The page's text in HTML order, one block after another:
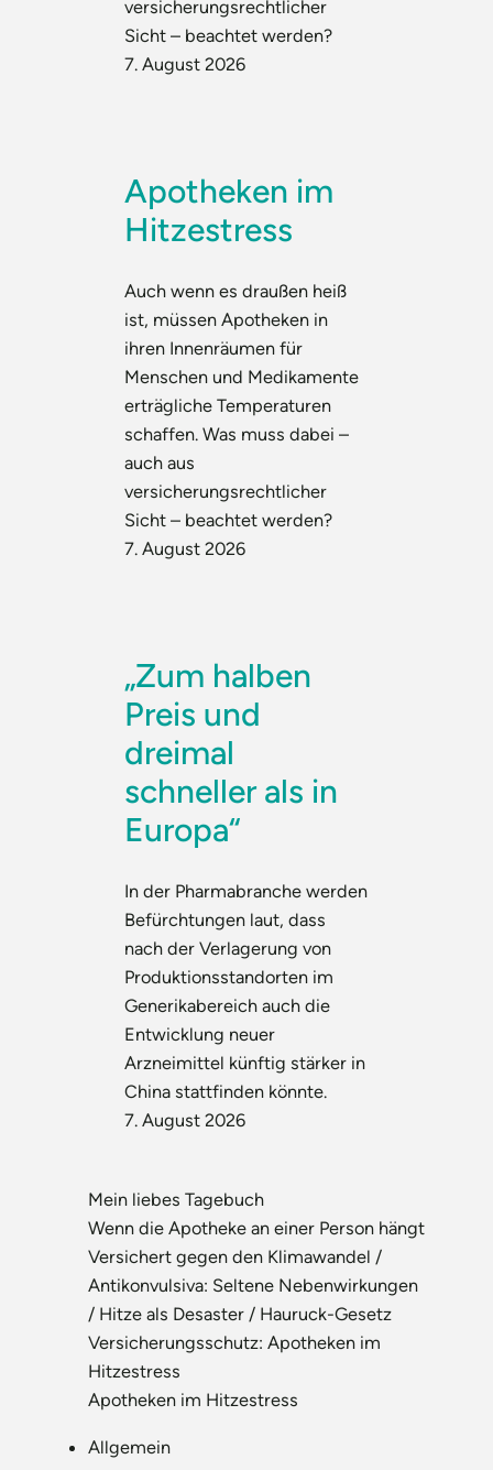
versicherungsrechtlicher
Sicht – beachtet werden?
7. August 2026
Apotheken im
Hitzestress
Auch wenn es draußen heiß
ist, müssen Apotheken in
ihren Innenräumen für
Menschen und Medikamente
erträgliche Temperaturen
schaffen. Was muss dabei –
auch aus
versicherungsrechtlicher
Sicht – beachtet werden?
7. August 2026
„Zum halben
Preis und
dreimal
schneller als in
Europa“
In der Pharmabranche werden
Befürchtungen laut, dass
nach der Verlagerung von
Produktionsstandorten im
Generikabereich auch die
Entwicklung neuer
Arzneimittel künftig stärker in
China stattfinden könnte.
7. August 2026
Mein liebes Tagebuch
Wenn die Apotheke an einer Person hängt
Versichert gegen den Klimawandel /
Antikonvulsiva: Seltene Nebenwirkungen
/ Hitze als Desaster / Hauruck-Gesetz
Versicherungsschutz: Apotheken im
Hitzestress
Apotheken im Hitzestress
Allgemein